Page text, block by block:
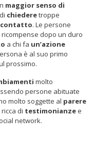
maggior senso di
chiederetroppe
contatto. Le persone
dopo un duro
a chi fa un’azione
è al suo primo
prossimo.
molto
persone abituate
molto soggette al parere
ricca di testimonianzee
network.